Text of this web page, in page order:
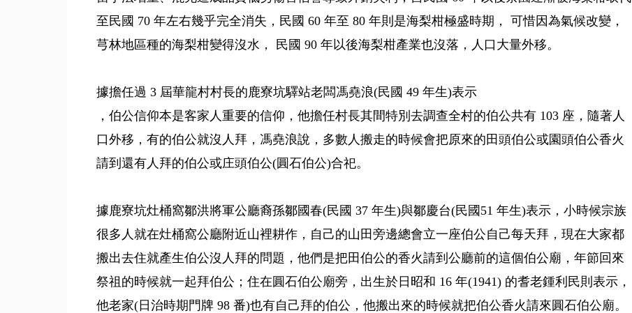
至民國 70 年左右幾乎完全消失，民國 60 年至 80 年則是海梨柑極盛時期， 可惜因為氣候改變，
芎林地區種的海梨柑變得沒水， 民國 90 年以後海梨柑產業也沒落，人口大量外移。
據擔任過 3 屆華龍村村長的鹿寮坑驛站老闆馮堯浪(民國 49 年生)表示
，伯公信仰本是客家人重要的信仰，他擔任村長其間特別去調查全村的伯公共有 103 座，隨著人
口外移，有的伯公就沒人拜，馮堯浪說，多數人搬走的時候會把原來的田頭伯公或園頭伯公香火
請到還有人拜的伯公或庄頭伯公(圓石伯公)合祀。
據鹿寮坑灶桶窩鄒洪將軍公廳裔孫鄒國春(民國 37 年生)與鄒慶台(民國51 年生)表示，小時候宗族
很多人就在灶桶窩公廳附近山裡耕作，自己的山田旁邊總會立一座伯公自己每天拜，現在大家都
搬出去住就產生伯公沒人拜的問題，他們是把田伯公的香火請到公廳前的這個伯公廟，年節回來
祭祖的時候就一起拜伯公；住在圓石伯公廟旁，出生於日昭和 16 年(1941) 的耆老鍾利民則表示，
他老家(日治時期門牌 98 番)也有自己拜的伯公，他搬出來的時候就把伯公香火請來圓石伯公廟。